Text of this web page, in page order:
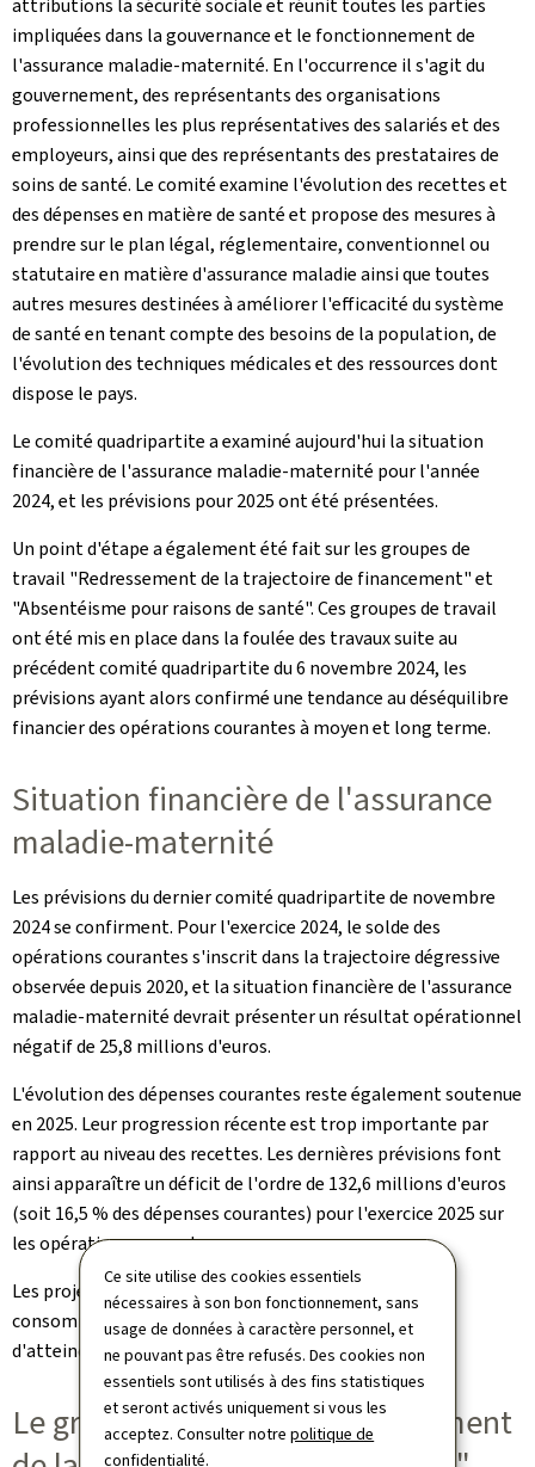
Ce site utilise des cookies essentiels
nécessaires à son bon fonctionnement, sans
usage de données à caractère personnel, et
ne pouvant pas être refusés. Des cookies non
essentiels sont utilisés à des fins statistiques
et seront activés uniquement si vous les
acceptez. Consulter notrepolitique de
confidentialité.
attributions la sécurité sociale et réunit toutes les parties
impliquées dans la gouvernance et le fonctionnement de
l'assurance maladie-maternité. En l'occurrence il s'agit du
gouvernement, des représentants des organisations
professionnelles les plus représentatives des salariés et des
employeurs, ainsi que des représentants des prestataires de
soins de santé. Le comité examine l'évolution des recettes et
des dépenses en matière de santé et propose des mesures à
prendre sur le plan légal, réglementaire, conventionnel ou
statutaire en matière d'assurance maladie ainsi que toutes
autres mesures destinées à améliorer l'efficacité du système
de santé en tenant compte des besoins de la population, de
l'évolution des techniques médicales et des ressources dont
dispose le pays.
Le comité quadripartite a examiné aujourd'hui la situation
financière de l'assurance maladie-maternité pour l'année
2024, et les prévisions pour 2025 ont été présentées.
Un point d'étape a également été fait sur les groupes de
travail "Redressement de la trajectoire de financement" et
"Absentéisme pour raisons de santé". Ces groupes de travail
ont été mis en place dans la foulée des travaux suite au
précédent comité quadripartite du 6 novembre 2024, les
prévisions ayant alors confirmé une tendance au déséquilibre
financier des opérations courantes à moyen et long terme.
Situation financière de l'assurance
maladie-maternité
Les prévisions du dernier comité quadripartite de novembre
2024 se confirment. Pour l'exercice 2024, le solde des
opérations courantes s'inscrit dans la trajectoire dégressive
observée depuis 2020, et la situation financière de l'assurance
maladie-maternité devrait présenter un résultat opérationnel
négatif de 25,8 millions d'euros.
L'évolution des dépenses courantes reste également soutenue
en 2025. Leur progression récente est trop importante par
rapport au niveau des recettes. Les dernières prévisions font
ainsi apparaître un déficit de l'ordre de 132,6 millions d'euros
(soit 16,5 % des dépenses courantes) pour l'exercice 2025 sur
les opérations courantes.
Les projections pluriannuelles indiquent donc une
consommation continue de la réserve, avec un risque
d'atteindre le seuil légal minimal de 10 % dès 2027.
Le groupe de travail "Redressement